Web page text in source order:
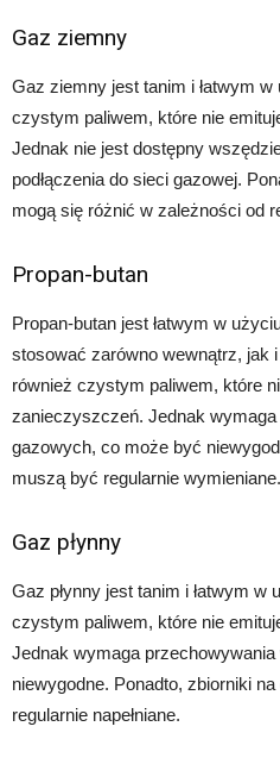
Gaz ziemny
Gaz ziemny jest tanim i łatwym
czystym paliwem, które nie
Jednak nie jest dostępny
podłączenia do sieci gazowej.
mogą się różnić w zależności od
Propan-butan
Propan-butan jest łatwym w
stosować zarówno wewnątrz, jak
również czystym paliwem, które
zanieczyszczeń. Jednak
gazowych, co może być
muszą być regularnie wymieniane.
Gaz płynny
Gaz płynny jest tanim i łatwym
czystym paliwem, które nie
Jednak wymaga
niewygodne. Ponadto, zbiorniki
regularnie napełniane.